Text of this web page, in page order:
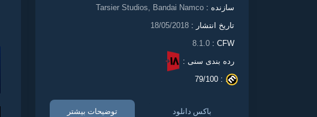
سازنده : Tarsier Studios, Bandai Namco
تاریخ انتشار : 18/05/2018
CFW :
8.1.0
رده بندی سنی :
. :
79/100
باکس دانلود توضیحات بیشتر